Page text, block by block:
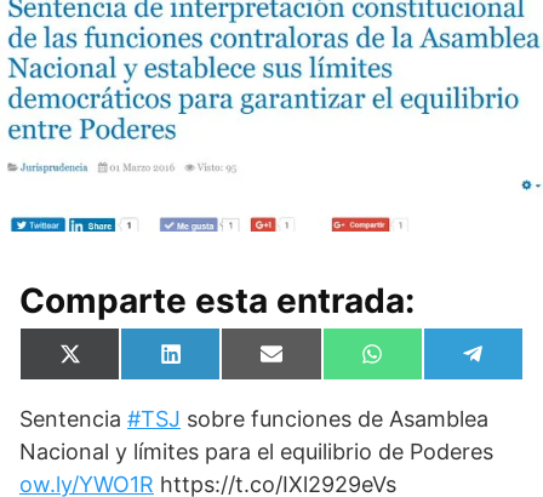
Comparte esta entrada:
Compartir
en
X
(
w
t
t
Compartir
en
L
i
k
d
I
Compartir
en
E
m
i
Compartir
en
W
h
t
s
A
p
en
e
e
r
Sentencia #TSJ sobre funciones de Asamblea
Nacional y límites para el equilibrio de Poderes
ow.ly/YWO1R https://t.co/IXl2929eVs